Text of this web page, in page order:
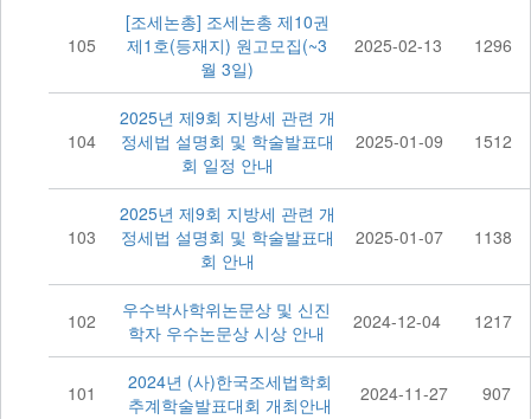
105
[조세논총] 조세논총 제10권
제1호(등재지) 원고모집(~3
월 3일)
2025-02-13 1296
104
2025년 제9회 지방세 관련 개
정세법 설명회 및 학술발표대
회 일정 안내
2025-01-09 1512
103
2025년 제9회 지방세 관련 개
정세법 설명회 및 학술발표대
회 안내
2025-01-07 1138
102
우수박사학위논문상 및 신진
학자 우수논문상 시상 안내
2024-12-04 1217
101
2024년 (사)한국조세법학회
추계학술발표대회 개최안내
2024-11-27 907